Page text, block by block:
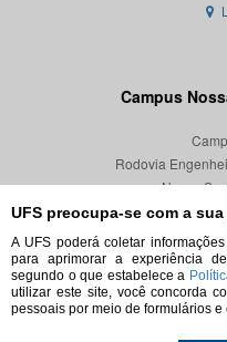
UFS preocupa-se com a
A UFS poderá coletar
para aprimorar a experiência
segundo o que estabelece a
utilizar este site, você concorda
pessoais por meio de formulários e
Campus
Rodovia
Nossa